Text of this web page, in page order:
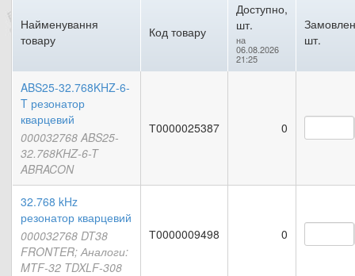
Найменування
товару
Код товару
Доступно,
шт.
на
06.08.2026
21:25
шт.
ABS25-32.768KHZ-6-
T резонатор
кварцевий
000032768 ABS25-
32.768KHZ-6-T
ABRACON
Т0000025387 0
32.768 kHz
резонатор кварцевий
000032768 DT38
FRONTER; Аналоги:
MTF-32 TDXLF-308
Т0000009498 0